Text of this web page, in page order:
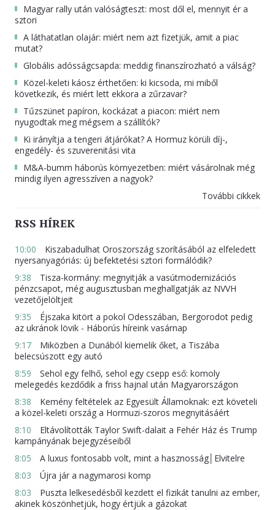
Magyar rally után valóságteszt: most dől el, mennyit ér a
sztori
A láthatatlan olajár: miért nem azt fizetjük, amit a piac
mutat?
Globális adósságcsapda: meddig finanszírozható a válság?
Közel-keleti káosz érthetően: ki kicsoda, mi miből
következik, és miért lett ekkora a zűrzavar?
Tűzszünet papíron, kockázat a piacon: miért nem
nyugodtak meg mégsem a szállítók?
Ki irányítja a tengeri átjárókat? A Hormuz körüli díj-,
engedély- és szuverenitási vita
M&A-bumm háborús környezetben: miért vásárolnak még
mindig ilyen agresszíven a nagyok?
További cikkek
RSS HÍREK
10:00
Kiszabadulhat Oroszország szorításából az elfeledett
nyersanyagóriás: új befektetési sztori formálódik?
9:38
Tisza-kormány: megnyitják a vasútmodernizációs
pénzcsapot, még augusztusban meghallgatják az NVVH
vezetőjelöltjeit
9:35
Éjszaka kitört a pokol Odesszában, Bergorodot pedig
az ukránok lövik - Háborús híreink vasárnap
9:17
Miközben a Dunából kiemelik őket, a Tiszába
belecsúszott egy autó
8:59
Sehol egy felhő, sehol egy csepp eső: komoly
melegedés kezdődik a friss hajnal után Magyarországon
8:38
Kemény feltételek az Egyesült Államoknak: ezt követeli
a közel-keleti ország a Hormuzi-szoros megnyitásáért
8:10
Eltávolították Taylor Swift-dalait a Fehér Ház és Trump
kampányának bejegyzéseiből
8:05
A luxus fontosabb volt, mint a hasznosság│Elvitelre
8:03
Újra jár a nagymarosi komp
8:03
Puszta lelkesedésből kezdett el fizikát tanulni az ember,
akinek köszönhetjük, hogy értjük a gázokat